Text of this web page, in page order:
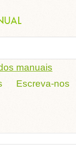
manuais
Escreva-nos